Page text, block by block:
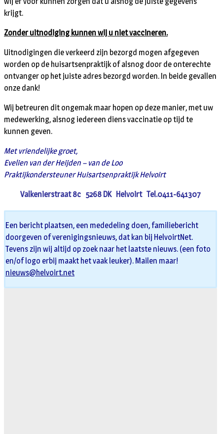
krijgt.
Zonder uitnodiging kunnen wij u niet vaccineren.
Uitnodigingen die verkeerd zijn bezorgd mogen afgegeven
worden op de huisartsenpraktijk of alsnog door de onterechte
ontvanger op het juiste adres bezorgd worden. In beide gevallen
onze dank!
Wij betreuren dit ongemak maar hopen op deze manier, met uw
medewerking, alsnog iedereen diens vaccinatie op tijd te
kunnen geven.
Met vriendelijke groet,
Evelien van der Heijden – van de Loo
Praktijkondersteuner Huisartsenpraktijk Helvoirt
Valkenierstraat 8c 5268 DK Helvoirt Tel.0411-641307
Een bericht plaatsen, een mededeling doen, familiebericht
doorgeven of verenigingsnieuws, dat kan bij HelvoirtNet.
Tevens zijn wij altijd op zoek naar het laatste nieuws. (een foto
en/of logo erbij maakt het vaak leuker). Mailen maar!
nieuws@helvoirt.net